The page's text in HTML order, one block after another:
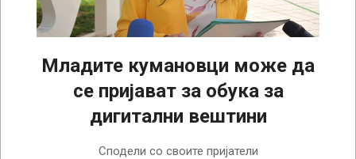
Младите кумановци може да
се пријават за обука за
дигитални вештини
Сподели со своите пријатели